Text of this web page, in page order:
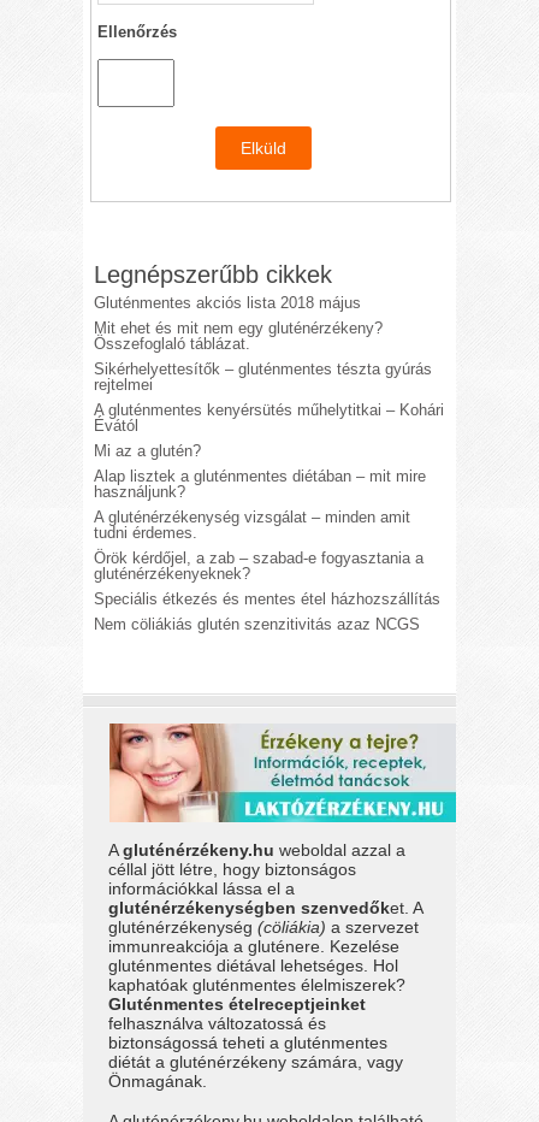
Ellenőrzés
Legnépszerűbb cikkek
Gluténmentes akciós lista 2018 május
Mit ehet és mit nem egy gluténérzékeny?
Összefoglaló táblázat.
Sikérhelyettesítők – gluténmentes tészta gyúrás
rejtelmei
A gluténmentes kenyérsütés műhelytitkai – Kohári
Évától
Mi az a glutén?
Alap lisztek a gluténmentes diétában – mit mire
használjunk?
A gluténérzékenység vizsgálat – minden amit
tudni érdemes.
Örök kérdőjel, a zab – szabad-e fogyasztania a
gluténérzékenyeknek?
Speciális étkezés és mentes étel házhozszállítás
Nem cöliákiás glutén szenzitivitás azaz NCGS
Agluténérzékeny.hu weboldal azzal a
céllal jött létre, hogy biztonságos
információkkal lássa el a
gluténérzékenységben szenvedőket. A
gluténérzékenység(cöliákia) a szervezet
immunreakciója a gluténere. Kezelése
gluténmentes diétával lehetséges. Hol
kaphatóak gluténmentes élelmiszerek?
Gluténmentes ételreceptjeinket
felhasználva változatossá és
biztonságossá teheti a gluténmentes
diétát a gluténérzékeny számára, vagy
Önmagának.